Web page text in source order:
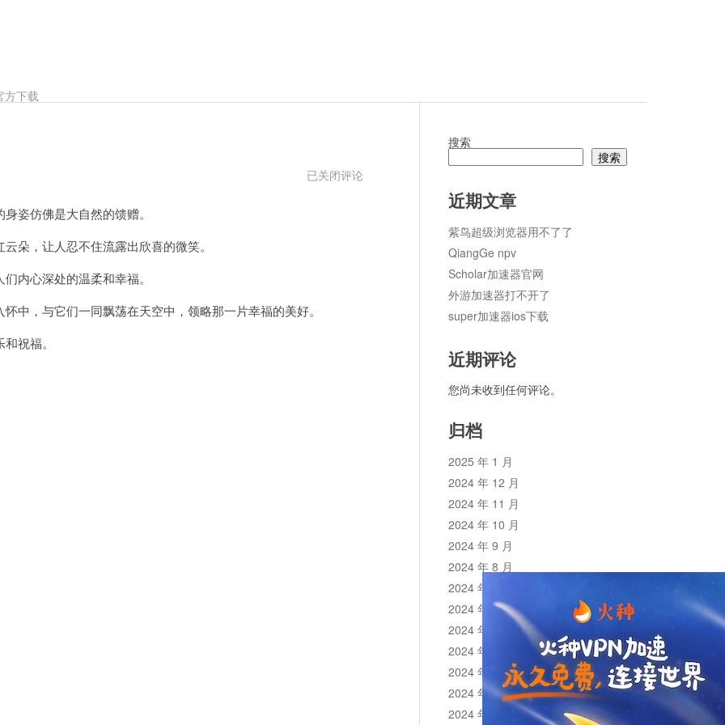
方下载
最
已关闭评论
仿佛是大自然的馈赠。
，让人忍不住流露出欣喜的微笑。
心深处的温柔和幸福。
，与它们一同飘荡在天空中，领略那一片幸福的美好。
祝福。
搜索
搜索
近期文章
紫鸟超级浏览器用不了了
QiangGe npv
Scholar加速器官网
外游加速器打不开了
super加速器ios下载
近期评论
您尚未收到任何评论。
归档
2025 年 1 月
2024 年 12 月
2024 年 11 月
2024 年 10 月
2024 年 9 月
2024 年 8 月
2024 年 7 月
2024 年 6 月
2024 年 5 月
2024 年 4 月
2024 年 3 月
2024 年 2 月
2024 年 1 月